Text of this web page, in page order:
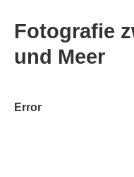
Fotografie
und Meer
Error